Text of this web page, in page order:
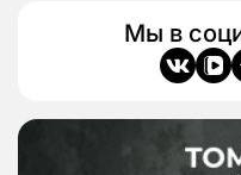
Мы в